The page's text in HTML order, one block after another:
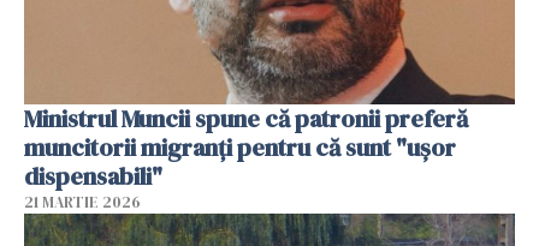
Ministrul Muncii spune că patronii preferă
muncitorii migranți pentru că sunt "uşor
dispensabili"
21 MARTIE 2026